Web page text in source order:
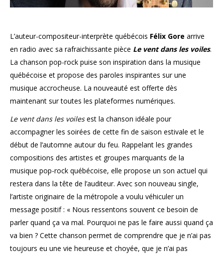
L’auteur-compositeur-interprète québécois Félix Gore arrive
en radio avec sa rafraichissante pièce Le vent dans les voiles.
La chanson pop-rock puise son inspiration dans la musique
québécoise et propose des paroles inspirantes sur une
musique accrocheuse. La nouveauté est offerte dès
maintenant sur toutes les plateformes numériques.
Le vent dans les voilesest la chanson idéale pour
accompagner les soirées de cette fin de saison estivale et le
début de l’automne autour du feu. Rappelant les grandes
compositions des artistes et groupes marquants de la
musique pop-rock québécoise, elle propose un son actuel qui
restera dans la tête de l’auditeur. Avec son nouveau single,
l’artiste originaire de la métropole a voulu véhiculer un
message positif : « Nous ressentons souvent ce besoin de
parler quand ça va mal. Pourquoi ne pas le faire aussi quand ça
va bien ? Cette chanson permet de comprendre que je n’ai pas
toujours eu une vie heureuse et choyée, que je n’ai pas